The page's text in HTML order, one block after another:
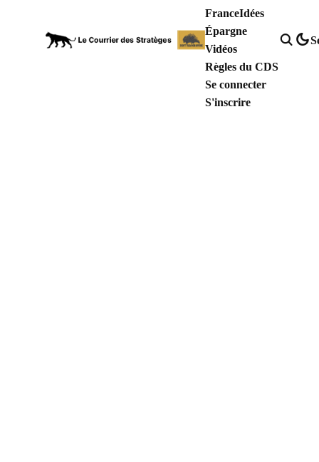
FranceIdées
Épargne
Vidéos
Règles du CDS
Se connecter
S'inscrire